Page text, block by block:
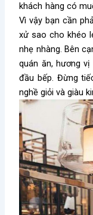
khách hàng có
Vì vậy bạn cần
xử sao cho khéo
nhẹ nhàng. Bên
quán ăn, hương
đầu bếp. Đừng
nghề giỏi và giàu